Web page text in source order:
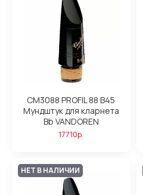
CM3088 PROFIL 88 B45
Мундштук для кларнета
Bb VANDOREN
17710р.
НЕТ В НАЛИЧИИ